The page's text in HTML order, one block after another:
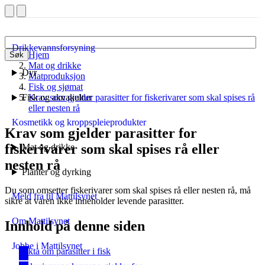
Søk
Drikkevannsforsyning
Dyr
Fisk og akvakultur
Kosmetikk og kroppspleieprodukter
Mat og drikke
Planter og dyrking
Meld fra til Mattilsynet
Om Mattilsynet
Jobbe i Mattilsynet
Hjem
Mat og drikke
Matproduksjon
Fisk og sjømat
Krav som gjelder parasitter for fiskerivarer som skal spises rå
eller nesten rå
Krav som gjelder parasitter for
fiskerivarer som skal spises rå eller
nesten rå
Du som omsetter fiskerivarer som skal spises rå eller nesten rå, må
sikre at varen ikke inneholder levende parasitter.
Innhold på denne siden
Fakta om parasitter i fisk